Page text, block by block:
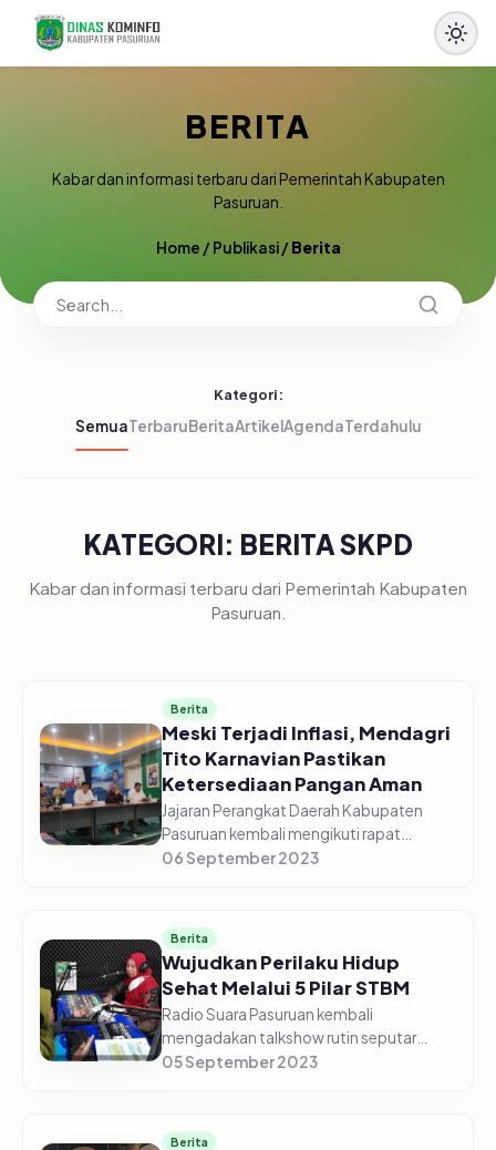
BERITA
Kabar dan informasi terbaru dari Pemerintah Kabupaten
Pasuruan.
Home /Publikasi/Berita
Kategori:
SemuaTerbaruBeritaArtikelAgendaTerdahulu
KATEGORI: BERITA SKPD
Kabar dan informasi terbaru dari Pemerintah Kabupaten
Pasuruan.
Berita
Meski Terjadi Inflasi, Mendagri
Tito Karnavian Pastikan
Ketersediaan Pangan Aman
Jajaran Perangkat Daerah Kabupaten
Pasuruan kembali mengikuti rapat
koordinasi pengendalian inflasi daerah
Dinas...
06 September 2023
Berita
Wujudkan Perilaku Hidup
Sehat Melalui 5 Pilar STBM
Radio Suara Pasuruan kembali
mengadakan talkshow rutin seputar
kesehatan, bekerja sama dengan Dinas
to...
05 September 2023
Berita